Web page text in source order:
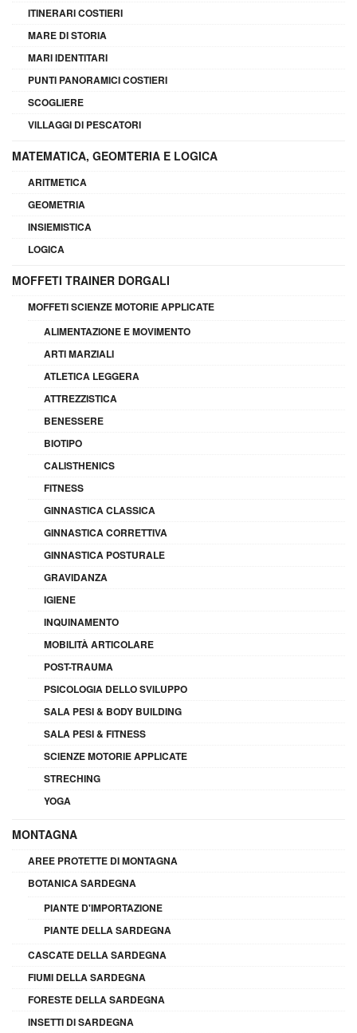
ITINERARI COSTIERI
MARE DI STORIA
MARI IDENTITARI
PUNTI PANORAMICI COSTIERI
SCOGLIERE
VILLAGGI DI PESCATORI
MATEMATICA, GEOMTERIA E LOGICA
ARITMETICA
GEOMETRIA
INSIEMISTICA
LOGICA
MOFFETI TRAINER DORGALI
MOFFETI SCIENZE MOTORIE APPLICATE
ALIMENTAZIONE E MOVIMENTO
ARTI MARZIALI
ATLETICA LEGGERA
ATTREZZISTICA
BENESSERE
BIOTIPO
CALISTHENICS
FITNESS
GINNASTICA CLASSICA
GINNASTICA CORRETTIVA
GINNASTICA POSTURALE
GRAVIDANZA
IGIENE
INQUINAMENTO
MOBILITÀ ARTICOLARE
POST-TRAUMA
PSICOLOGIA DELLO SVILUPPO
SALA PESI & BODY BUILDING
SALA PESI & FITNESS
SCIENZE MOTORIE APPLICATE
STRECHING
YOGA
MONTAGNA
AREE PROTETTE DI MONTAGNA
BOTANICA SARDEGNA
PIANTE D'IMPORTAZIONE
PIANTE DELLA SARDEGNA
CASCATE DELLA SARDEGNA
FIUMI DELLA SARDEGNA
FORESTE DELLA SARDEGNA
INSETTI DI SARDEGNA